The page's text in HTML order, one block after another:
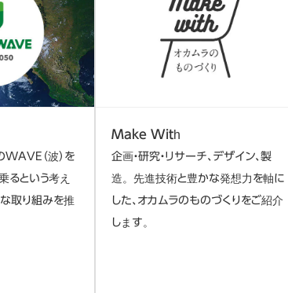
WAVE（波）を
るという考え
取り組みを推
Make With
企画・研究・リサーチ、デザイン、製
造。先進技術と豊かな発想力を軸に
した、オカムラのものづくりをご紹介
します。